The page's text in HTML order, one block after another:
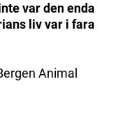
var den enda
liv var i fara
Animal